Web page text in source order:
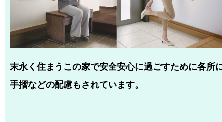
末永く住まうこの家で安全安心に過ごすために各所
手摺などの配慮もされています。